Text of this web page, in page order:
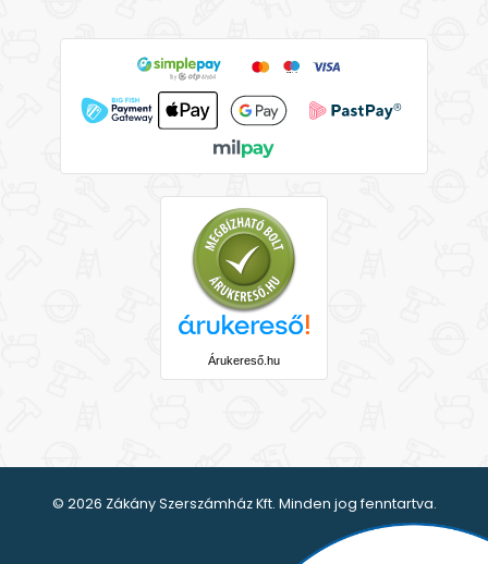
Árukereső.hu
© 2026 Zákány Szerszámház Kft. Minden jog fenntartva.